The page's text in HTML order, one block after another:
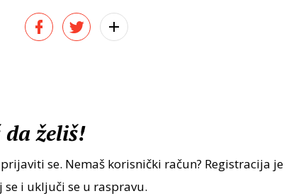
želiš!
se. Nemaš korisnički račun? Registracija je
i uključi se u raspravu.